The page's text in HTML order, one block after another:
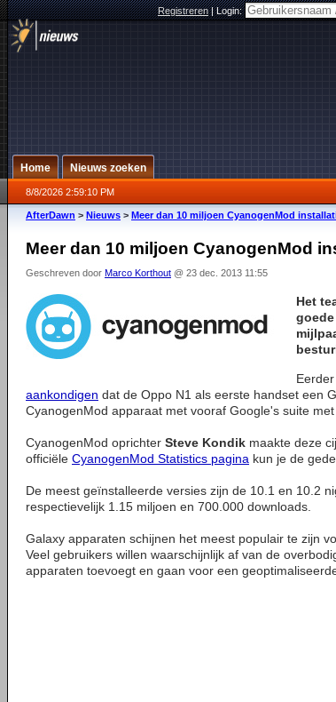
Registreren|Login:
Home Nieuws zoeken
8/8/2026 2:59:10 PM
AfterDawn > Nieuws > Meer dan 10 miljoen CyanogenMod
Meer dan 10 miljoen CyanogenMod
Geschreven door Marco Korthout @ 23 dec. 2013 11:55
Het
aankondigen dat de Oppo N1 als eerste handset een
CyanogenMod apparaat met vooraf Google's suite
CyanogenMod oprichter Steve Kondik maakte deze
officiële CyanogenMod Statistics pagina kun je de
De meest geïnstalleerde versies zijn de 10.1 en 10.2
respectievelijk 1.15 miljoen en 700.000 downloads.
Galaxy apparaten schijnen het meest populair te zijn
Veel gebruikers willen waarschijnlijk af van de
apparaten toevoegt en gaan voor een